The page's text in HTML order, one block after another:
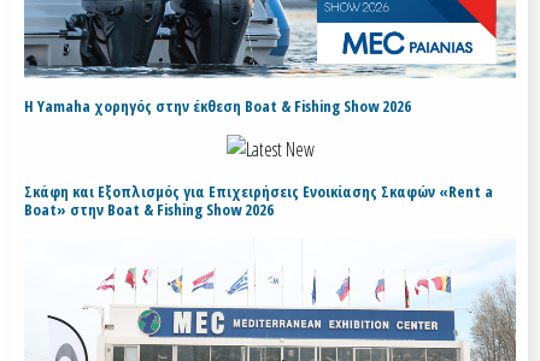
H Yamaha χορηγός στην έκθεση Boat & Fishing Show 2026
Σκάφη και Εξοπλισμός για Επιχειρήσεις Ενοικίασης Σκαφών «Rent a
Boat» στην Boat & Fishing Show 2026